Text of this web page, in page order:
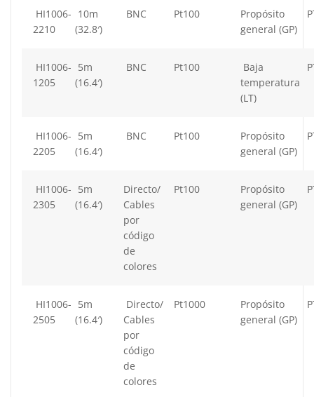
HI1006-
2210
10m
(32.8′)
BNC Pt100
Propósito
general (GP)
HI1006-
1205
5m
(16.4′)
BNC Pt100
Baja
temperatura
(LT)
HI1006-
2205
5m
(16.4′)
BNC Pt100
Propósito
general (GP)
HI1006-
2305
5m
(16.4′)
Directo/
Cables
por
código
de
colores
Pt100
Propósito
general (GP)
HI1006-
2505
5m
(16.4′)
Directo/
Cables
por
código
de
colores
Pt1000
Propósito
general (GP)